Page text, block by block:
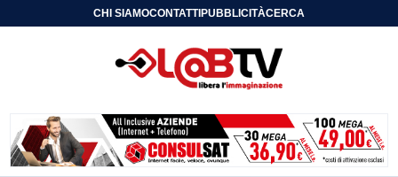
CHI SIAMOCONTATTIPUBBLICITÀCERCA